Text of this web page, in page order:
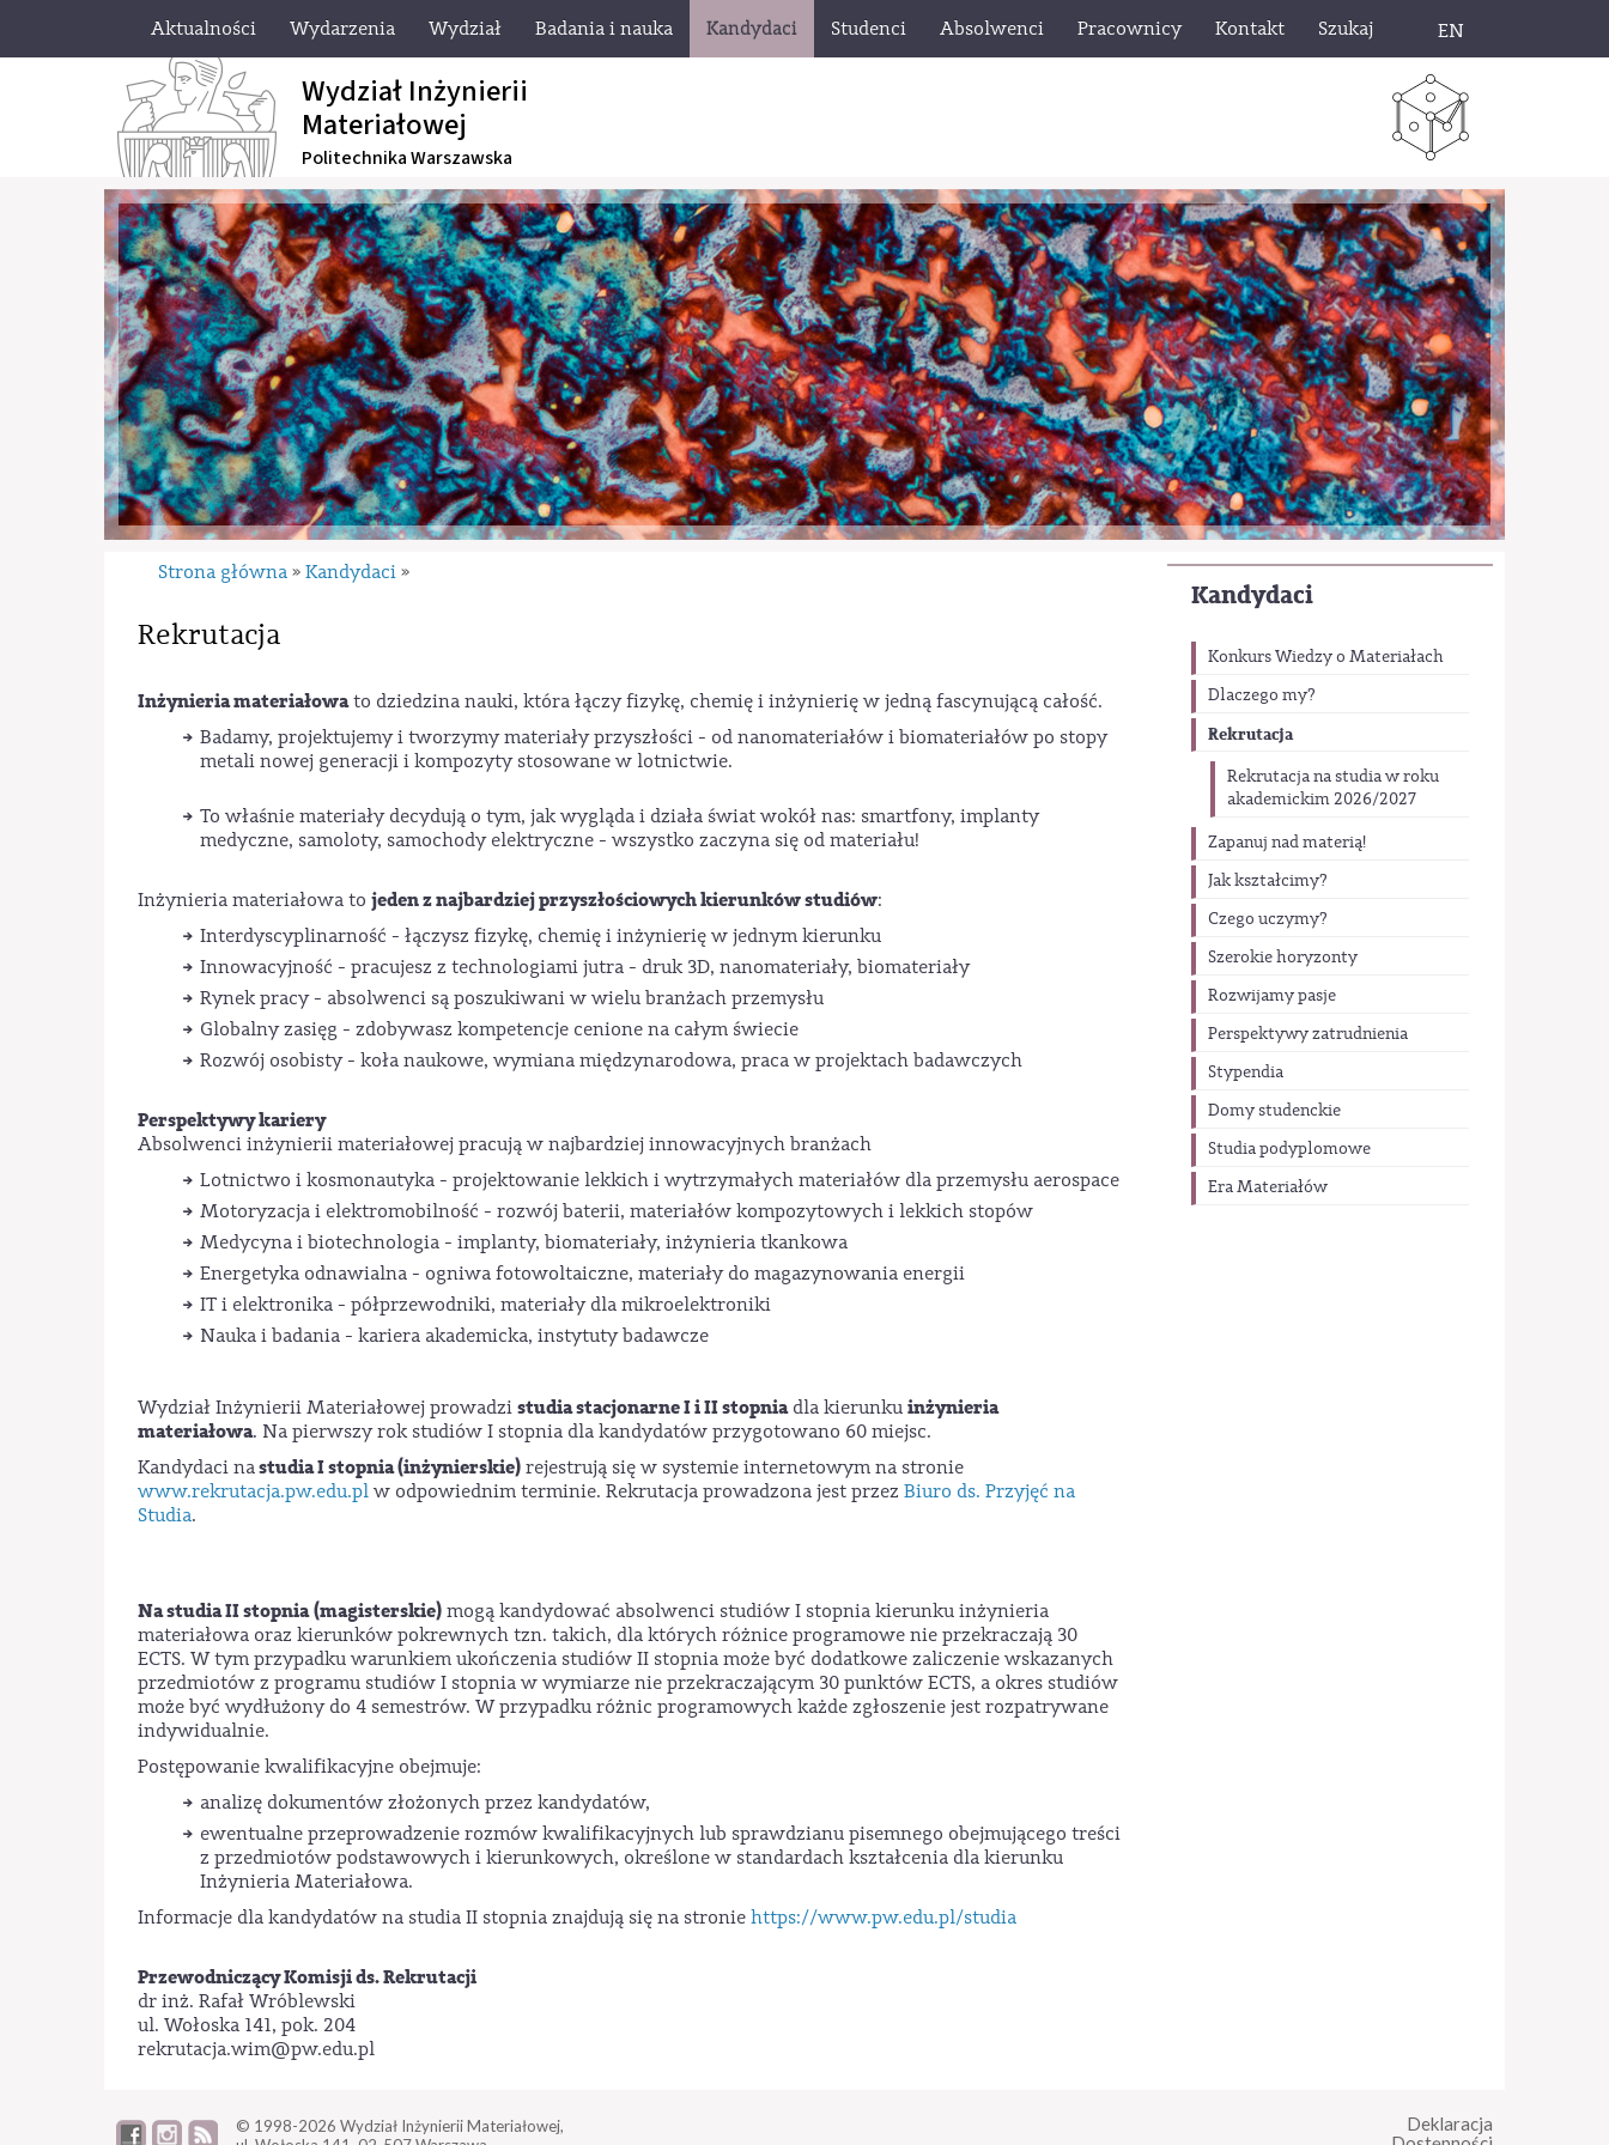
Aktualności Wydarzenia Wydział Badania i nauka Kandydaci Studenci Absolwenci Pracownicy Kontakt Szukaj EN
Wydział Inżynierii
Materiałowej
Politechnika Warszawska
Kandydaci
Konkurs Wiedzy o Materiałach
Dlaczego my?
Rekrutacja
Rekrutacja na studia w roku
akademickim 2026/2027
Zapanuj nad materią!
Jak kształcimy?
Czego uczymy?
Szerokie horyzonty
Rozwijamy pasje
Perspektywy zatrudnienia
Stypendia
Domy studenckie
Studia podyplomowe
Era Materiałów
Strona główna » Kandydaci »
Rekrutacja
Inżynieria materiałowato dziedzina nauki, która łączy fizykę, chemię i inżynierię w jedną fascynującą całość.
Badamy, projektujemy i tworzymy materiały przyszłości - od nanomateriałów i biomateriałów po stopy
metali nowej generacji i kompozyty stosowane w lotnictwie.
To właśnie materiały decydują o tym, jak wygląda i działa świat wokół nas: smartfony, implanty
medyczne, samoloty, samochody elektryczne - wszystko zaczyna się od materiału!
Inżynieria materiałowa to jeden z najbardziej przyszłościowych kierunków studiów:
Interdyscyplinarność - łączysz fizykę, chemię i inżynierię w jednym kierunku
Innowacyjność - pracujesz z technologiami jutra - druk 3D, nanomateriały, biomateriały
Rynek pracy - absolwenci są poszukiwani w wielu branżach przemysłu
Globalny zasięg - zdobywasz kompetencje cenione na całym świecie
Rozwój osobisty - koła naukowe, wymiana międzynarodowa, praca w projektach badawczych
Perspektywy kariery
Absolwenci inżynierii materiałowej pracują w najbardziej innowacyjnych branżach
Lotnictwo i kosmonautyka - projektowanie lekkich i wytrzymałych materiałów dla przemysłu aerospace
Motoryzacja i elektromobilność - rozwój baterii, materiałów kompozytowych i lekkich stopów
Medycyna i biotechnologia - implanty, biomateriały, inżynieria tkankowa
Energetyka odnawialna - ogniwa fotowoltaiczne, materiały do magazynowania energii
IT i elektronika - półprzewodniki, materiały dla mikroelektroniki
Nauka i badania - kariera akademicka, instytuty badawcze
Wydział Inżynierii Materiałowej prowadzi studia stacjonarne I i II stopniadla kierunku inżynieria
materiałowa. Na pierwszy rok studiów I stopnia dla kandydatów przygotowano 60 miejsc.
Kandydaci nastudia I stopnia (inżynierskie) rejestrują się w systemie internetowym na stronie
www.rekrutacja.pw.edu.pl w odpowiednim terminie. Rekrutacja prowadzona jest przez Biuro ds. Przyjęć na
Studia.
Na studia II stopnia(magisterskie) mogą kandydować absolwenci studiów I stopnia kierunku inżynieria
materiałowa oraz kierunków pokrewnych tzn. takich, dla których różnice programowe nie przekraczają 30
ECTS. W tym przypadku warunkiem ukończenia studiów II stopnia może być dodatkowe zaliczenie wskazanych
przedmiotów z programu studiów I stopnia w wymiarze nie przekraczającym 30 punktów ECTS, a okres studiów
może być wydłużony do 4 semestrów. W przypadku różnic programowych każde zgłoszenie jest rozpatrywane
indywidualnie.
Postępowanie kwalifikacyjne obejmuje:
analizę dokumentów złożonych przez kandydatów,
ewentualne przeprowadzenie rozmów kwalifikacyjnych lub sprawdzianu pisemnego obejmującego treści
z przedmiotów podstawowych i kierunkowych, określone w standardach kształcenia dla kierunku
Inżynieria Materiałowa.
Informacje dla kandydatów na studia II stopnia znajdują się na stronie https://www.pw.edu.pl/studia
Przewodniczący Komisji ds. Rekrutacji
dr inż. Rafał Wróblewski
ul. Wołoska 141, pok. 204
rekrutacja.wim@pw.edu.pl
© 1998-2026 Wydział Inżynierii Materiałowej,
Deklaracja